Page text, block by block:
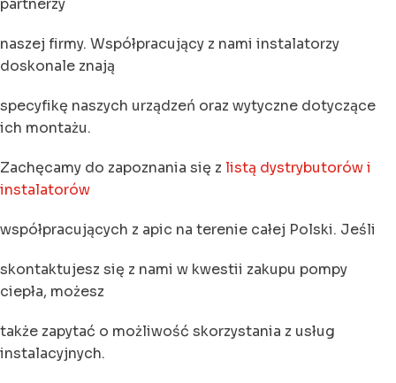
partnerzy
naszej firmy. Współpracujący z nami instalatorzy
doskonale znają
specyfikę naszych urządzeń oraz wytyczne dotyczące
ich montażu.
Zachęcamy do zapoznania się z listą dystrybutorów i
instalatorów
współpracujących z apic na terenie całej Polski. Jeśli
skontaktujesz się z nami w kwestii zakupu pompy
ciepła, możesz
także zapytać o możliwość skorzystania z usług
instalacyjnych.